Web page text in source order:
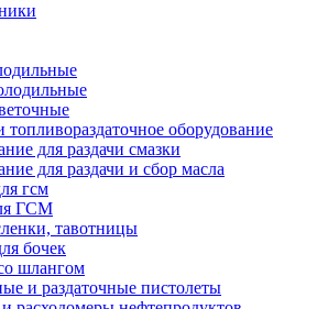
оборудование
для раздачи смазки
для раздачи и сбор масла
гсм
ГСМ
тавотницы
бочек
шлангом
и раздаточные пистолеты